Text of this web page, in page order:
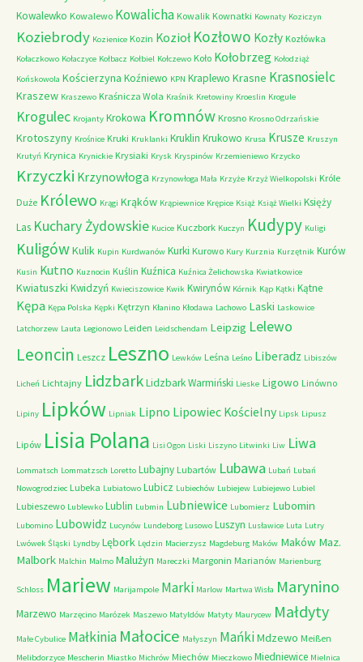
Kowalewko Kowalewo Kowalicha Kowalik Kownatki Kownaty Koziczyn
Koziebrody Kozienice Kozin Kozioł Kozłowo Kozły Kozłówka
Kołaczkowo Kołaczyce Kołbacz Kołbiel Kołczewo Koło Kołobrzeg Kołodziąż
Końskowola Kościerzyna Koźniewo KPN Kraplewo Krasne Krasnosielc
Kraszew Kraszewo Kraśnicza Wola Kraśnik Kretowiny Kroeslin Krogule
Krogulec Krojanty Krokowa Kromnów Krosno Krosno Odrzańskie
Krotoszyny Krośnice Kruki Kruklanki Kruklin Krukowo Krusa Krusze Kruszyn
Krutyń Krynica Krynickie Krysiaki Krysk Kryspinów Krzemieniewo Krzycko
Krzyczki Krzynowłoga Krzynowłoga Mała Krzyże Krzyż Wielkopolski Króle
Duże Królewo Krągi Krąków Krąpiewnice Krępice Książ Książ Wielki Księży
Las Kuchary Żydowskie Kucice Kuczbork Kuczyn Kudypy Kuligi
KuligówKulik Kupin Kurdwanów Kurki Kurowo Kury Kurznia Kurzętnik Kurów
Kusin Kutno Kuznocin Kuślin Kuźnica Kuźnica Żelichowska Kwiatkowice
Kwiatuszki Kwidzyń Kwieciszowice Kwik Kwirynów Kórnik Kąp Kątki Kątne
Kępa Kępa Polska Kępki Kętrzyn Kłanino Kłodawa Lachowo Laski Laskowice
Latchorzew Lauta Legionowo Leiden Leidschendam Leipzig Lelewo
Leoncin Leszcz Leszno Lewków Leśna Leśno Liberadz Libiszów
Licheń Lichtajny LidzbarkLidzbark Warmiński Lieske Ligowo Linówno
Lipiny Lipków Lipniak Lipno Lipowiec Kościelny Lipsk Lipusz
Lipów Lisia Polana Lisi Ogon Liski Liszyno Litwinki Liw Liwa
Lommatsch Lommatzsch Loretto Lubajny Lubartów Lubawa Lubań Lubań
Nowogrodziec Lubeka Lubiatowo Lubicz Lubiechów Lubiejew Lubiejewo Lubiel
Lubieszewo Lublewko Lublin Lubmin Lubniewice Lubomierz Lubomin
Lubomino Lubowidz Lucynów Lundeborg Lusowo Luszyn Lusławice Luta Lutry
Lwówek Śląski Lyndby Lębork Lędzin Macierzysz Magdeburg Maków Maków Maz.
Malbork Malchin Malmo Malużyn Mareczki Margonin Marianów Marienburg
Schloss Mariew Marijampole Marki Marlow Martwa Wisła Marynino
Marzewo Marzęcino Marózek Maszewo Matyldów Matyty Maurycew Małdyty
Małe Cybulice Małkinia Małocice Małyszyn MańkiMdzewo Meißen
Melibdorzyce Mescherin Miastko Michrów Miechów Mieczkowo Miedniewice Mielnica